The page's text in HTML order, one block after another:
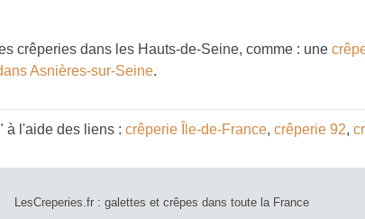
crêperies dans les Hauts-de-Seine, comme : une
Asnières-sur-Seine.
à l'aide des liens : crêperie Île-de-France, crêperie 92,
LesCreperies.fr : galettes et crêpes dans toute la France